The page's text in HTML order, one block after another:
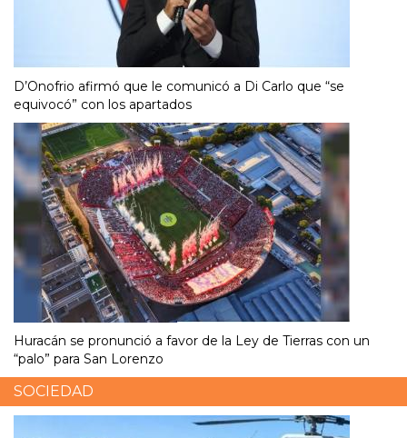
D’Onofrio afirmó que le comunicó a Di Carlo que “se
equivocó” con los apartados
Huracán se pronunció a favor de la Ley de Tierras con un
“palo” para San Lorenzo
SOCIEDAD